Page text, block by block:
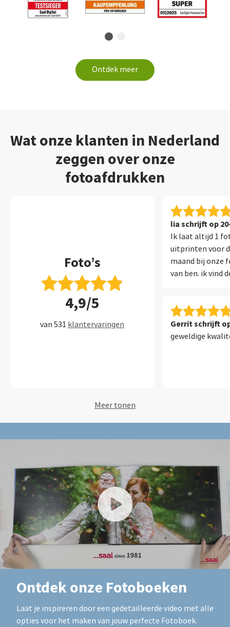
Ontdek meer
Wat onze klanten in Nederland
zeggen over onze
fotoafdrukken
Foto’s
4,9/5
van 531 klantervaringen
lia schrijft op
Ik laat altijd 1
uitprinten voor
maand bij onze
van ben. ik vind
kleur van de
tevreden over
Gerrit schrijft
geweldige
Meer tonen
Ontdek onze Fotoboeken
Laat je inspireren door een gedetailleerde video met alle
opties voor het maken van jouw perfecte Fotoboek.